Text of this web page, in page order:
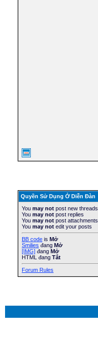
Quyền Sử Dụng Ở Diễn Ðàn
You may not post new threads
You may not post replies
You may not post attachments
You may not edit your posts
BB code is Mở
Smilies đang Mở
[IMG] đang Mở
HTML đang Tắt
Forum Rules